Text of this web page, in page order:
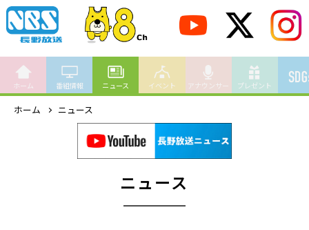
ホーム 番組情報 ニュース イベント アナウンサー プレゼント
ホーム ニュース
ニュース